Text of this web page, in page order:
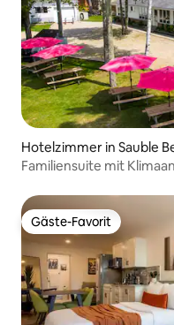
Hotelzimmer in Sauble
Familiensuite mit
Gäste-Favorit
Gäste-Favorit